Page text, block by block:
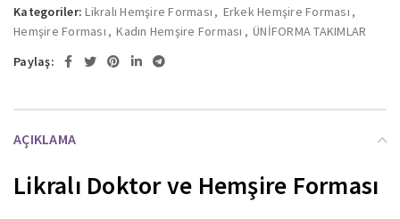
Kategoriler: Likralı Hemşire Forması , Erkek Hemşire Forması ,
Hemşire Forması , Kadın Hemşire Forması , ÜNİFORMA TAKIMLAR
Paylaş:
AÇIKLAMA
Likralı Doktor ve Hemşire Forması